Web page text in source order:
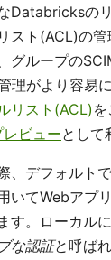
Databricksの
スト(ACL)の
グループの
理がより容易
リスト(ACL) を
ビューとして
、デフォルト
いてWebアプ
す。ローカル
な認証と呼ば